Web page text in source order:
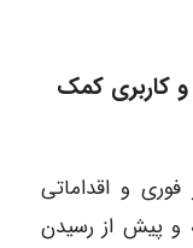
و کاربری کمک
و اقداماتی
و پیش از رسیدن